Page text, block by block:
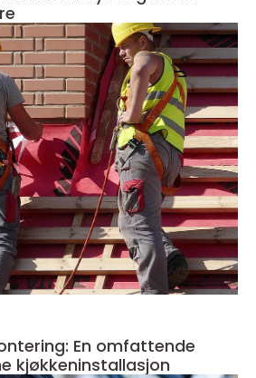
En omfattende
kjøkkeninstallasjon